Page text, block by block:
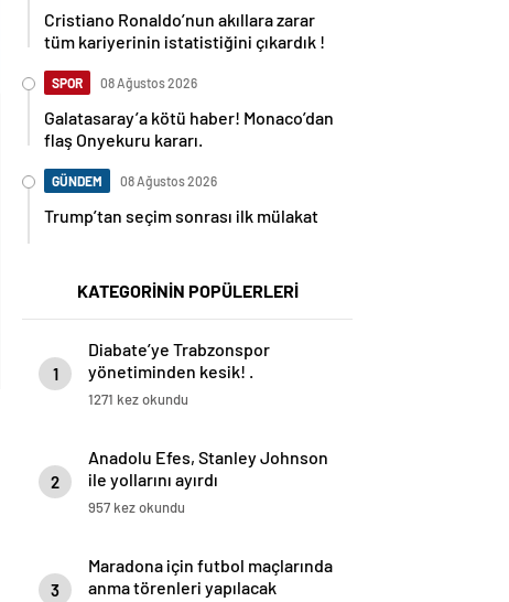
Cristiano Ronaldo’nun akıllara zarar
tüm kariyerinin istatistiğini çıkardık !
SPOR 08 Ağustos 2026
Galatasaray’a kötü haber! Monaco’dan
flaş Onyekuru kararı.
GÜNDEM 08 Ağustos 2026
Trump’tan seçim sonrası ilk mülakat
KATEGORİNİN POPÜLERLERİ
1
Diabate’ye Trabzonspor
yönetiminden kesik! .
1271 kez okundu
2
Anadolu Efes, Stanley Johnson
ile yollarını ayırdı
957 kez okundu
3
Maradona için futbol maçlarında
anma törenleri yapılacak